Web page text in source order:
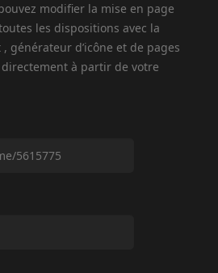
modifier la mise en page
les dispositions avec la
générateur d’icône et de pages
à partir de votre